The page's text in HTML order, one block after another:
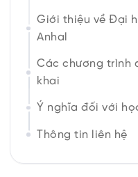
Giới thiệu về Đại
Anhal
Các chương trình
khai
Ý nghĩa đối với
Thông tin liên hệ